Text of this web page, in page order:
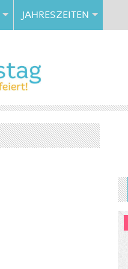
JAHRESZEITEN